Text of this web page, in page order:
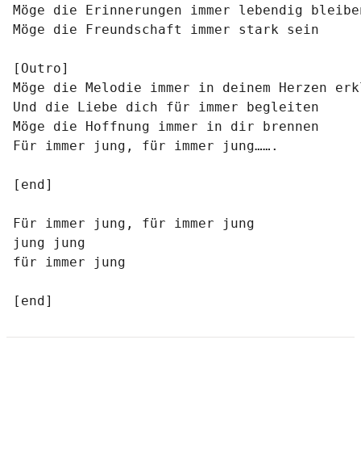
Möge die Erinnerungen immer lebendig
Möge die Freundschaft immer stark sein
[Outro]
Möge die Melodie immer in deinem Herzen
Und die Liebe dich für immer begleiten
Möge die Hoffnung immer in dir brennen
Für immer jung, für immer jung…….
[end]
Für immer jung, für immer jung
jung jung
für immer jung
[end]